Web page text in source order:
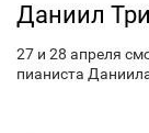
Даниил
27 и 28 апреля
пианиста